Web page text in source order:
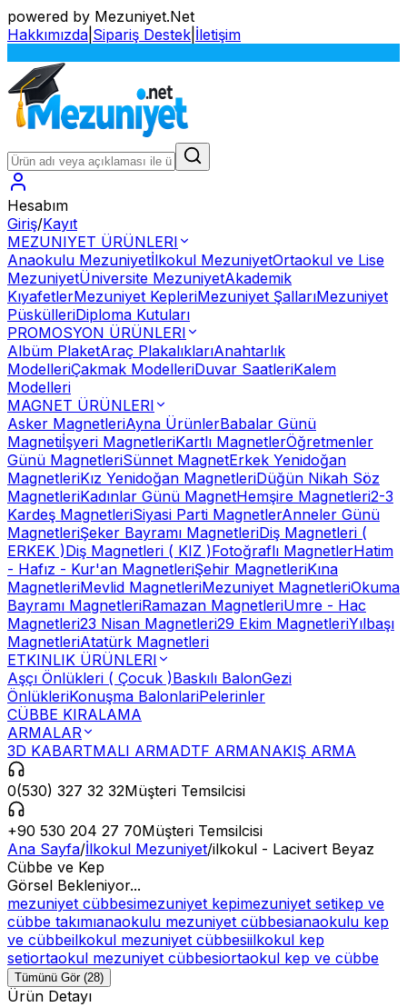
powered by Mezuniyet.Net
Hakkımızda Sipariş Destek İletişim
Hesabım
Giriş/Kayıt
MEZUNIYET ÜRÜNLERI
Anaokulu Mezuniyetİlkokul MezuniyetOrtaokul ve Lise
MezuniyetÜniversite MezuniyetAkademik
KıyafetlerMezuniyet KepleriMezuniyet ŞallarıMezuniyet
PüskülleriDiploma Kutuları
PROMOSYON ÜRÜNLERI
Albüm PlaketAraç PlakalıklarıAnahtarlık
ModelleriÇakmak ModelleriDuvar SaatleriKalem
Modelleri
MAGNET ÜRÜNLERI
Asker MagnetleriAyna ÜrünlerBabalar Günü
Magnetiİşyeri MagnetleriKartlı MagnetlerÖğretmenler
Günü MagnetleriSünnet MagnetErkek Yenidoğan
MagnetleriKız Yenidoğan MagnetleriDüğün Nikah Söz
MagnetleriKadınlar Günü MagnetHemşire Magnetleri2-3
Kardeş MagnetleriSiyasi Parti MagnetlerAnneler Günü
MagnetleriŞeker Bayramı MagnetleriDiş Magnetleri (
ERKEK )Diş Magnetleri ( KIZ )Fotoğraflı MagnetlerHatim
- Hafız - Kur'an MagnetleriŞehir MagnetleriKına
MagnetleriMevlid MagnetleriMezuniyet MagnetleriOkuma
Bayramı MagnetleriRamazan MagnetleriUmre - Hac
Magnetleri23 Nisan Magnetleri29 Ekim MagnetleriYılbaşı
MagnetleriAtatürk Magnetleri
ETKINLIK ÜRÜNLERI
Aşçı Önlükleri ( Çocuk )Baskılı BalonGezi
ÖnlükleriKonuşma BalonlariPelerinler
CÜBBE KIRALAMA
ARMALAR
3D KABARTMALI ARMADTF ARMANAKIŞ ARMA
0(530) 327 32 32Müşteri Temsilcisi
+90 530 204 27 70Müşteri Temsilcisi
Ana Sayfa/İlkokul Mezuniyet/ilkokul - Lacivert Beyaz
Cübbe ve Kep
Görsel Bekleniyor...
mezuniyet cübbesimezuniyet kepimezuniyet setikep ve
cübbe takımıanaokulu mezuniyet cübbesianaokulu kep
ve cübbeilkokul mezuniyet cübbesiilkokul kep
setiortaokul mezuniyet cübbesiortaokul kep ve cübbe
Tümünü Gör (28)
Ürün Detayı